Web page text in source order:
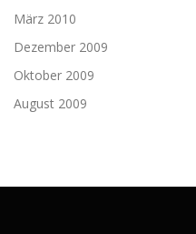
März 2010
Dezember 2009
Oktober 2009
August 2009